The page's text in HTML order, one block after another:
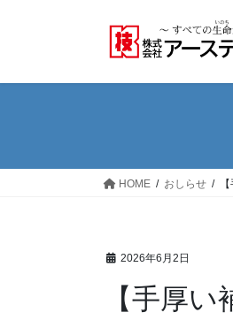
HOME おしらせ
2026年6月2日
【手厚